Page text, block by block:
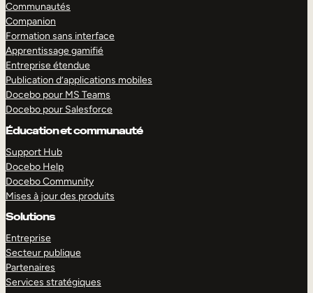
Communautés
Companion
Formation sans interface
Apprentissage gamifié
Entreprise étendue
Publication d’applications mobiles
Docebo pour MS Teams
Docebo pour Salesforce
Éducation et communauté
Support Hub
Docebo Help
Docebo Community
Mises à jour des produits
Solutions
Entreprise
Secteur publique
Partenaires
Services stratégiques